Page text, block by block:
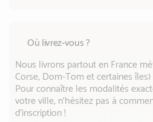
Où livrez-vous ?
Nous livrons partout en France
Corse, Dom-Tom et certaines îles)
Pour connaître les modalités
votre ville, n'hésitez pas à
d'inscription !